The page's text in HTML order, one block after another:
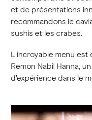
et de présentations
recommandons le
sushis et les crabes.
L'incroyable menu est
Remon Nabil Hanna,
d'expérience dans le